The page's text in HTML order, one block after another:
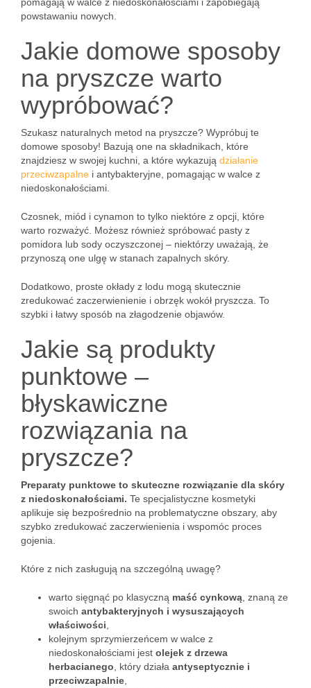
powstawaniu nowych.
Jakie domowe sposoby
na pryszcze warto
wypróbować?
Szukasz naturalnych metod na pryszcze? Wypróbuj te
domowe sposoby! Bazują one na składnikach, które
znajdziesz w swojej kuchni, a które wykazują działanie
przeciwzapalne i antybakteryjne, pomagając w walce z
niedoskonałościami.
Czosnek, miód i cynamon to tylko niektóre z opcji, które
warto rozważyć. Możesz również spróbować pasty z
pomidora lub sody oczyszczonej – niektórzy uważają, że
przynoszą one ulgę w stanach zapalnych skóry.
Dodatkowo, proste okłady z lodu mogą skutecznie
zredukować zaczerwienienie i obrzęk wokół pryszcza. To
szybki i łatwy sposób na złagodzenie objawów.
Jakie są produkty
punktowe –
błyskawiczne
rozwiązania na
pryszcze?
Preparaty punktowe to skuteczne rozwiązanie dla skóry
z niedoskonałościami. Te specjalistyczne kosmetyki
aplikuje się bezpośrednio na problematyczne obszary, aby
szybko zredukować zaczerwienienia i wspomóc proces
gojenia.
Które z nich zasługują na szczególną uwagę?
warto sięgnąć po klasyczną maść cynkową , znaną ze
swoich antybakteryjnych i wysuszających
właściwości
kolejnym sprzymierzeńcem w walce z
niedoskonałościami jest olejek z drzewa
herbacianego , który działa antyseptycznie i
przeciwzapalnie